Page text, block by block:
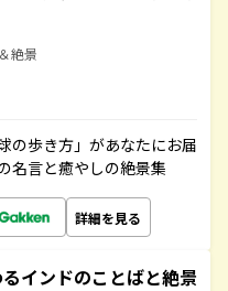
絶景
の歩き方」があなたにお届
名言と癒やしの絶景集
詳細を見る
インドのことばと絶景